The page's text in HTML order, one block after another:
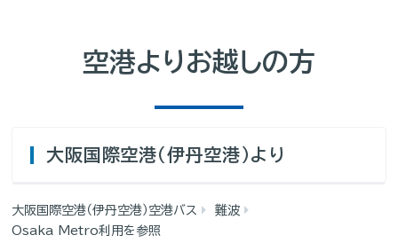
空港よりお越しの方
大阪国際空港（伊丹空港）より
大阪国際空港（伊丹空港）空港バス
難波
Osaka Metro利用を参照